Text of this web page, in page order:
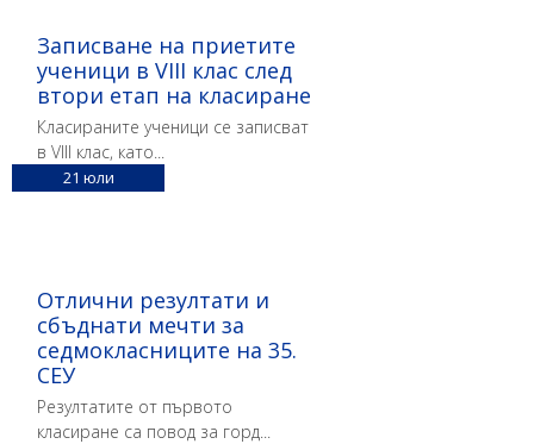
Записване на приетите
ученици в VIII клас след
втори етап на класиране
Класираните ученици се записват
в VIII клас, като...
21 юли
Отлични резултати и
сбъднати мечти за
седмокласниците на 35.
СЕУ
Резултатите от първото
класиране са повод за горд...